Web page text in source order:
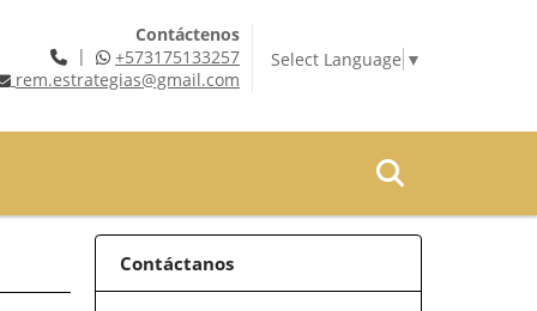
Contáctenos
|
+573175133257
rem.estrategias@gmail.com
Select Language ▼
Contáctanos